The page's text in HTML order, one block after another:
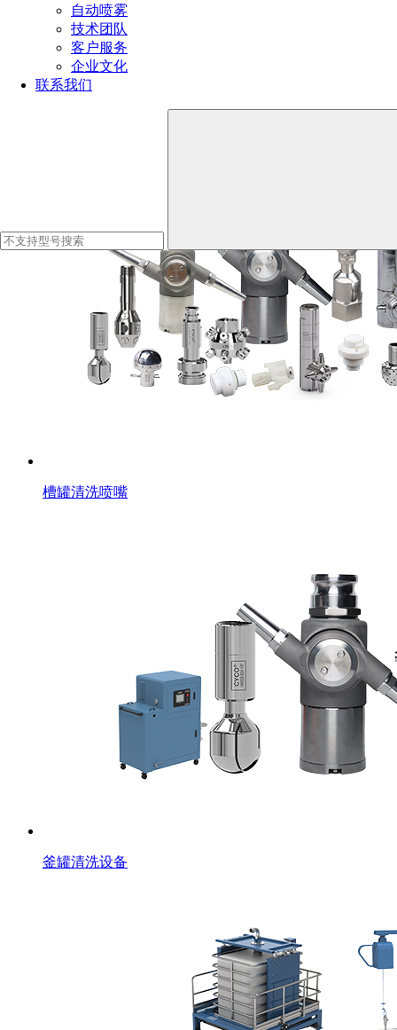
自动喷雾
技术团队
客户服务
企业文化
联系我们
191-1929-8456
槽罐清洗喷嘴
釜罐清洗设备